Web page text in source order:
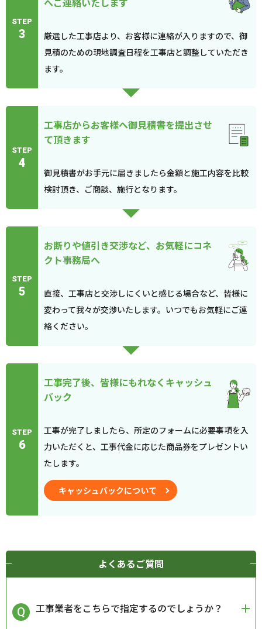
STEP
3
厳選した工事店より、お客様に連絡が入りますので、御
見積のための現地調査日程を工事店と調整していただき
ます。
STEP
4
工事店からお客様へ御見積書を提出させ
て頂きます
御見積書がお手元に届きましたら金額と施工内容を比較
検討頂き、ご商談、施行となります。
STEP
5
お断りや値引き交渉など、お気軽にコネ
クト事務局へ
直接、工事店と交渉しにくいと感じる場合など、皆様に
変わって我々が交渉いたします。いつでもお気軽にご連
絡ください。
STEP
6
工事完了後、皆様にもれなくキャッシュ
バック
工事が完了しましたら、所定のフォームに必要事項を入
力いただくと、工事代金に応じた商品券をプレゼントい
たします。
キャッシュバックについて
よくあるご質問
工事業者をこちらで指定するのでしょうか？